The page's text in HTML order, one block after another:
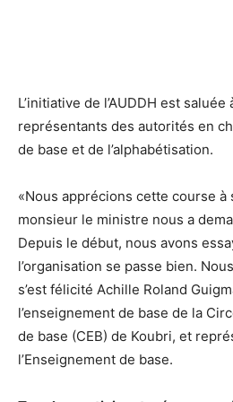
L’initiative de l’AUDDH est
représentants des autorités en
de base et de l’alphabétisation.
«Nous apprécions cette course à
monsieur le ministre nous a
Depuis le début, nous avons
l’organisation se passe bien.
s’est félicité Achille Roland
l’enseignement de base de la
de base (CEB) de Koubri, et
l’Enseignement de base.